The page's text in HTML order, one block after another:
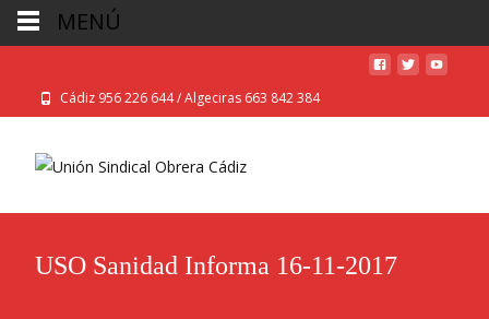
Cádiz 956 226 644 / Algeciras 663 842 384
USO Sanidad Informa 16-11-2017
MENÚ